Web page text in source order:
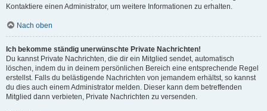
Kontaktiere einen Administrator, um weitere Informationen zu erhalten.
Nach oben
Ich bekomme ständig unerwünschte Private Nachrichten!
Du kannst Private Nachrichten, die dir ein Mitglied sendet, automatisch
löschen, indem du in deinem persönlichen Bereich eine entsprechende Regel
erstellst. Falls du belästigende Nachrichten von jemandem erhältst, so kannst
du dies auch einem Administrator melden. Dieser kann dem betreffenden
Mitglied dann verbieten, Private Nachrichten zu versenden.